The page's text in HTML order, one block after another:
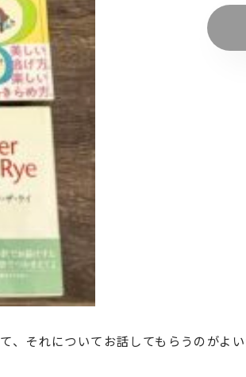
それについてお話してもらうのがよい